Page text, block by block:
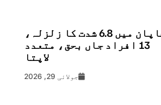
جاپان میں 6.8 شدت کا زلزلہ،
13 افراد جاں بحق، متعدد
لاپتا
جولائی 29, 2026